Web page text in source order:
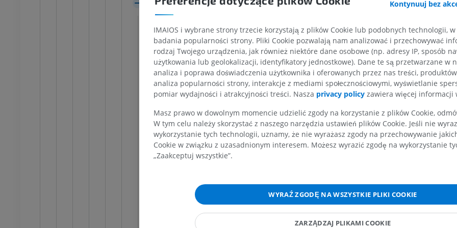
Wzgórze
Poduszka
Substancja szara wzgórza
Istota biała wzgórza
Zewnętrzna blaszka rdzeniowa
Wewnętrzna blaszka rdzeniowa
Promienistość słuchowa
Pętla soczewkowa
Pęczek soczewkowy
Pętla konarowa
Promienistość środkowa wzgórza
Promienistość dolna wzgórza
Włókno wewnątrzwzgórzowe
Radiografia
Kończyna dolna
Badanie TK stawu
skokowego i stopy
RM
RM dłoni
RM
PREMIUM
RTG kończyny górnej
Radiografia
PREMIUM
Kończyna górna
Ilustracje
Arteriografia kończyny
górnej
Angiografia
ZA DARMO
Obraz MRI
kolanowego
RM
PREMIUM
Artrogram TK
PREMIUM
RM
RM
Kontynuuj bez
IMAIOS i wybrane strony trzecie korzystają z plików Cookie lub podobnych technologii,
badania popularności strony. Pliki Cookie pozwalają nam analizować i przechowywać
rodzaj Twojego urządzenia, jak również niektóre dane osobowe (np. adresy IP, sposób
użytkowania lub geolokalizacji, identyfikatory jednostkowe). Dane te są przetwarzane w
analiza i poprawa doświadczenia użytkownika i oferowanych przez nas treści,
analiza popularności strony, interakcje z mediami społecznościowymi, wyświetlanie
pomiar wydajności i atrakcyjności treści. Nasza privacy policy zawiera więcej informacji
Masz prawo w dowolnym momencie udzielić zgody na korzystanie z plików Cookie,
W tym celu należy skorzystać z naszego narzędzia ustawień plików Cookie. Jeśli nie
wykorzystanie tych technologii, uznamy, że nie wyrażasz zgody na przechowywanie
Cookie w związku z uzasadnionym interesem. Możesz wyrazić zgodę na wykorzystanie
„Zaakceptuj wszystkie”.
WYRAŹ ZGODĘ NA WSZYSTKIE PLIKI COOKIE
ZARZĄDZAJ PLIKAMI COOKIE